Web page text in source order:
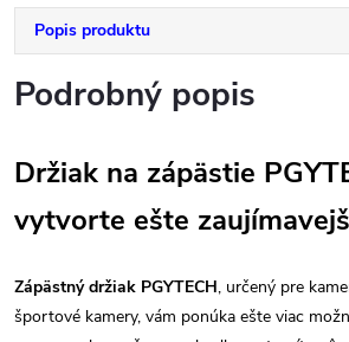
Popis produktu
Podrobný popis
Držiak na zápästie
vytvorte ešte
Zápästný držiak PGYTECH, určený pre
športové kamery, vám ponúka ešte viac